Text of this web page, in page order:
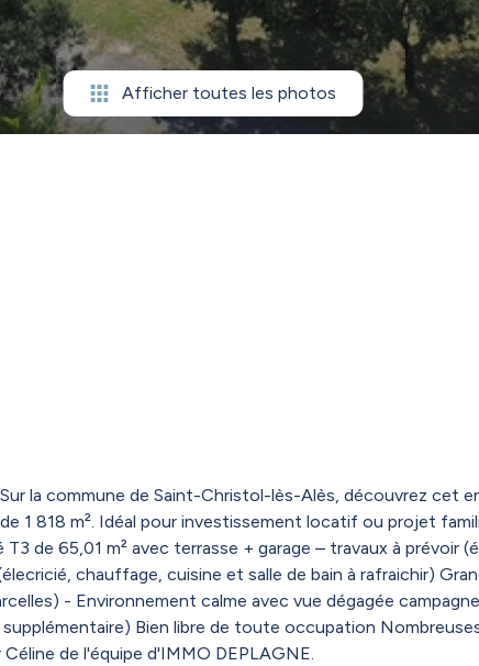
Afficher toutes les photos
la commune de Saint-Christol-lès-Alès, découvrez cet
1 818 m². Idéal pour investissement locatif ou projet
de 65,01 m² avec terrasse + garage – travaux à prévoir
chauffage, cuisine et salle de bain à rafraichir)
- Environnement calme avec vue dégagée
Bien libre de toute occupation
de l'équipe d'IMMO DEPLAGNE.